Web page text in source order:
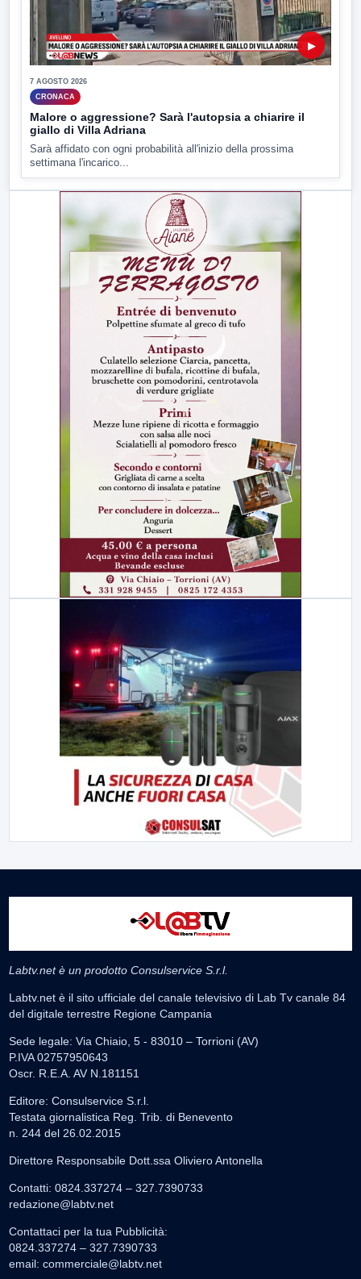
▶
7 AGOSTO 2026
CRONACA
Malore o aggressione? Sarà l'autopsia a chiarire il
giallo di Villa Adriana
Sarà affidato con ogni probabilità all'inizio della prossima
settimana l'incarico...
Labtv.net è un prodotto Consulservice S.r.l.
Labtv.net è il sito ufficiale del canale televisivo di Lab Tv canale 84
del digitale terrestre Regione Campania
Sede legale: Via Chiaio, 5 - 83010 – Torrioni (AV)
P.IVA 02757950643
Oscr. R.E.A. AV N.181151
Editore: Consulservice S.r.l.
Testata giornalistica Reg. Trib. di Benevento
n. 244 del 26.02.2015
Direttore Responsabile Dott.ssa Oliviero Antonella
Contatti: 0824.337274 – 327.7390733
redazione@labtv.net
Contattaci per la tua Pubblicità:
0824.337274 – 327.7390733
email: commerciale@labtv.net